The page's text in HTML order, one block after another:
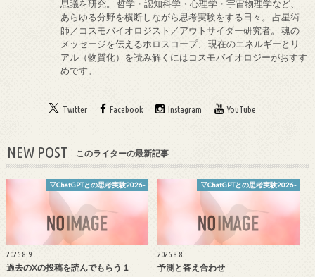
思議を研究。 哲学・認知科学・心理学・宇宙物理学など、
あらゆる分野を横断しながら思考実験をする日々。 占星術
師／コスモバイオロジスト／アウトサイダー研究者。 魂の
メッセージを伝えるホロスコープ、 現在のエネルギーとリ
アル（物質化）を読み解くにはコスモバイオロジーがおすす
めです。
Twitter Facebook Instagram YouTube
NEW POST このライターの最新記事
▽ChatGPTとの思考実験2026-
2026.8.9
過去のXの投稿を読んでもらう１
▽ChatGPTとの思考実験2026-
2026.8.8
予測と答え合わせ